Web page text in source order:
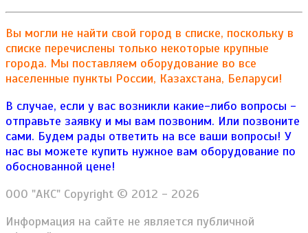
Вы могли не найти свой город в списке, поскольку в
списке перечислены только некоторые крупные
города. Мы поставляем оборудование во все
населенные пункты России, Казахстана, Беларуси!
В случае, если у вас возникли какие-либо вопросы -
отправьте заявку и мы вам позвоним. Или позвоните
сами. Будем рады ответить на все ваши вопросы! У
нас вы можете купить нужное вам оборудование по
обоснованной цене!
ООО "АКС" Copyright © 2012 - 2026
Информация на сайте не является публичной